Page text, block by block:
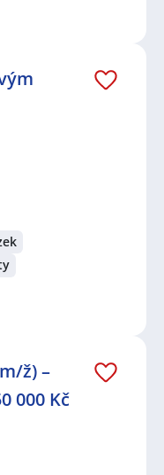
ž) –
000 Kč